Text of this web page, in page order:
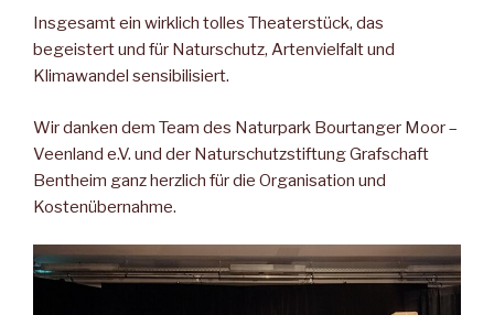
Insgesamt ein wirklich tolles Theaterstück, das
begeistert und für Naturschutz, Artenvielfalt und
Klimawandel sensibilisiert.
Wir danken dem Team des Naturpark Bourtanger Moor –
Veenland e.V. und der Naturschutzstiftung Grafschaft
Bentheim ganz herzlich für die Organisation und
Kostenübernahme.